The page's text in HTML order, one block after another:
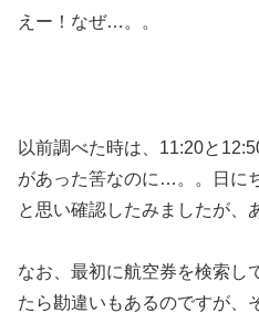
えー！なぜ…。。
以前調べた時は、11:20と
があった筈なのに…。。日に
と思い確認したみましたが、
なお、最初に航空券を検索し
たら勘違いもあるのですが、